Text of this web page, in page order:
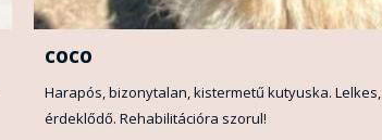
COCO
Harapós, bizonytalan, kistermetű kutyuska. Lelkes,
érdeklődő. Rehabilitációra szorul!